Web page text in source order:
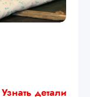
Узнать детали